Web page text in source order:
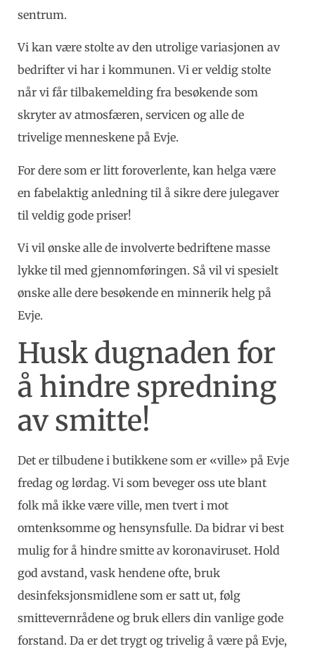
sentrum.
Vi kan være stolte av den utrolige variasjonen av
bedrifter vi har i kommunen. Vi er veldig stolte
når vi får tilbakemelding fra besøkende som
skryter av atmosfæren, servicen og alle de
trivelige menneskene på Evje.
For dere som er litt foroverlente, kan helga være
en fabelaktig anledning til å sikre dere julegaver
til veldig gode priser!
Vi vil ønske alle de involverte bedriftene masse
lykke til med gjennomføringen. Så vil vi spesielt
ønske alle dere besøkende en minnerik helg på
Evje.
Husk dugnaden for
å hindre spredning
av smitte!
Det er tilbudene i butikkene som er «ville» på Evje
fredag og lørdag. Vi som beveger oss ute blant
folk må ikke være ville, men tvert i mot
omtenksomme og hensynsfulle. Da bidrar vi best
mulig for å hindre smitte av koronaviruset. Hold
god avstand, vask hendene ofte, bruk
desinfeksjonsmidlene som er satt ut, følg
smittevernrådene og bruk ellers din vanlige gode
forstand. Da er det trygt og trivelig å være på Evje,